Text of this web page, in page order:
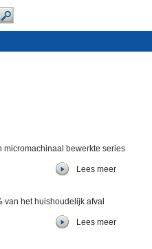
micromachinaal bewerkte series
Lees meer
van het huishoudelijk afval
Lees meer